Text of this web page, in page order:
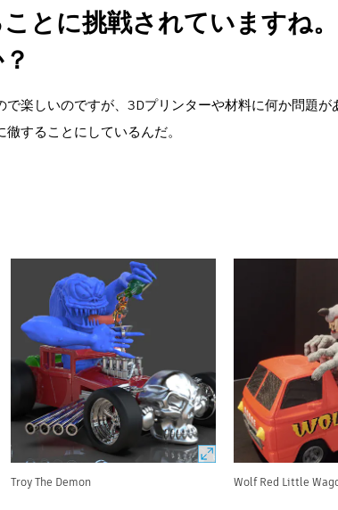
とに挑戦されていますね
楽しいのですが、3Dプリンターや材料に何か問題が
することにしているんだ。
Troy The Demon Wolf Red Little